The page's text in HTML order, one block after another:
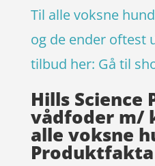
Til alle voksne
og de ender oftest
tilbud her: Gå til
Hills Science
vådfoder m/
alle voksne
Produktfakta